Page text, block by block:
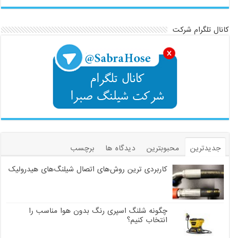
کانال تلگرام شرکت
جدیدترین محبوبترین دیدگاه ها
برچسب
کاربردی ترین روش‌های اتصال شیلنگ‌های هیدرولیک
چگونه شلنگ اسپری رنگ بدون هوا مناسب را
انتخاب کنیم؟